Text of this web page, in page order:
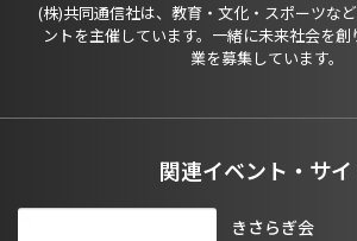
(株)共同通信社は、教育・文化・スポーツな
ントを主催しています。一緒に未来社会を
業を募集しています。
関連イベント・サイ
きさらぎ会